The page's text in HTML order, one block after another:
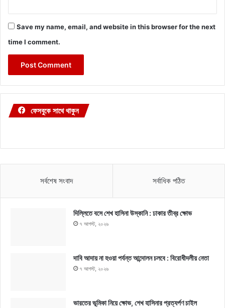
Save my name, email, and website in this browser for the next
time I comment.
ফেসবুকে সাথে থাকুন
সর্বশেষ সংবাদ সর্বাধিক পঠিত
দিল্লিতে বসে শেখ হাসিনা উস্কানি : ঢাকার তীব্র ক্ষোভ
৭ আগস্ট, ২০২৬
দাবি আদায় না হওয়া পর্যন্ত আন্দোলন চলবে : বিরোধীদলীয় নেতা
৭ আগস্ট, ২০২৬
ভারতের ভূমিকা নিয়ে ক্ষোভ, শেখ হাসিনার প্রত্যর্পণ চাইল